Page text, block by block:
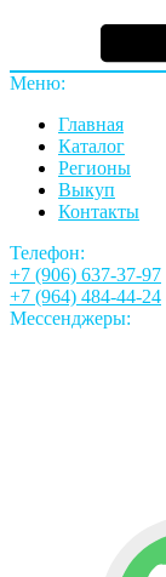
Меню:
Главная
Каталог
Регионы
Выкуп
Контакты
Телефон:
+7 (906) 637-37-97
+7 (964) 484-44-24
Мессенджеры: